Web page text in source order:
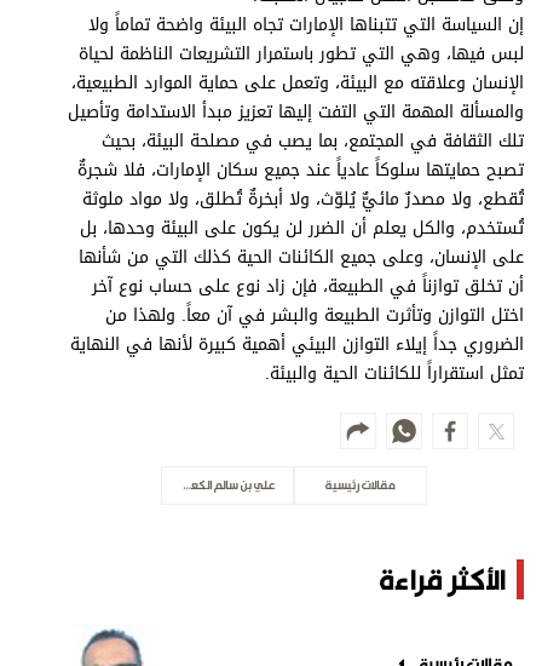
إن السياسة التي تتبناها الإمارات تجاه البيئة واضحة تماماً ولا
لبس فيها، وهي التي تطور باستمرار التشريعات الناظمة لحياة
الإنسان وعلاقته مع البيئة، وتعمل على حماية الموارد الطبيعية،
والمسألة المهمة التي التفت إليها تعزيز مبدأ الاستدامة وتأصيل
تلك الثقافة في المجتمع، بما يصب في مصلحة البيئة، بحيث
تصبح حمايتها سلوكاً عادياً عند جميع سكان الإمارات، فلا شجرةٌ
تُقطع، ولا مصدرٌ مائيٌّ يُلوّث، ولا أبخرةٌ تُطلق، ولا مواد ملوثة
تُستخدم، والكل يعلم أن الضرر لن يكون على البيئة وحدها، بل
على الإنسان، وعلى جميع الكائنات الحية كذلك التي من شأنها
أن تخلق توازناً في الطبيعة، فإن زاد نوع على حساب نوع آخر
اختل التوازن وتأثرت الطبيعة والبشر في آن معاً. ولهذا من
الضروري جداً إيلاء التوازن البيئي أهمية كبيرة لأنها في النهاية
تمثل استقراراً للكائنات الحية والبيئة.
مقالات رئيسية علي بن سالم الكعبي
الأكثر قراءة